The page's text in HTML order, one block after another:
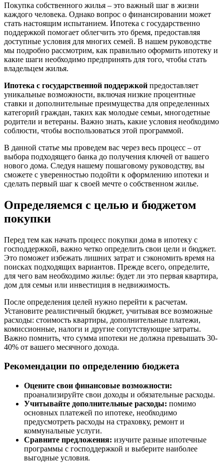
Покупка собственного жилья – это важный шаг в жизни
каждого человека. Однако вопрос о финансировании может
стать настоящим испытанием. Ипотека с государственно
поддержкой помогает облегчить это бремя, предоставляя
доступные условия для многих семей. В нашем руководстве
мы подробно рассмотрим, как правильно оформить ипотеку и
какие шаги необходимо предпринять для того, чтобы стать
владельцем жилья.
Ипотека с государственной поддержкой предоставляет
уникальные возможности, включая низкие процентные
ставки и дополнительные преимущества для определенных
категорий граждан, таких как молодые семьи, многодетные
родители и ветераны. Важно знать, какие условия необходимо
соблюсти, чтобы воспользоваться этой программой.
В данной статье мы проведем вас через весь процесс – от
выбора подходящего банка до получения ключей от вашего
нового дома. Следуя нашему пошаговому руководству, вы
сможете с уверенностью подойти к оформлению ипотеки и
сделать первый шаг к своей мечте о собственном жилье.
Определяемся с целью и бюджетом
покупки
Перед тем как начать процесс покупки дома в ипотеку с
господдержкой, важно четко определить свои цели и бюджет.
Это поможет избежать лишних затрат и сэкономить время на
поисках подходящих вариантов. Прежде всего, определите,
для чего вам необходимо жилье: будет ли это первая квартира,
дом для семьи или инвестиция в недвижимость.
После определения целей нужно перейти к расчетам.
Установите реалистичный бюджет, учитывая все возможные
расходы: стоимость квартиры, дополнительные платежи,
комиссионные, налоги и другие сопутствующие затраты.
Важно помнить, что сумма ипотеки не должна превышать 30-
40% от вашего месячного дохода.
Рекомендации по определению бюджета
Оцените свои финансовые возможности:
проанализируйте свои доходы и обязательные расходы.
Учитывайте дополнительные расходы: помимо
основных платежей по ипотеке, необходимо
предусмотреть расходы на страховку, ремонт и
коммунальные услуги.
Сравните предложения: изучите разные ипотечные
программы с господдержкой и выберите наиболее
выгодные условия.